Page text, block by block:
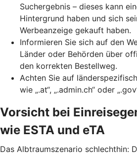
Suchergebnis – dieses kann
Hintergrund haben und sich
Werbeanzeige gekauft haben.
Informieren Sie sich auf den
Länder oder Behörden über
den korrekten Bestellweg.
Achten Sie auf
wie „.at“, „.admin.ch“ oder
Vorsicht bei
wie ESTA und eTA
Das Albtraumszenario schlechthin: